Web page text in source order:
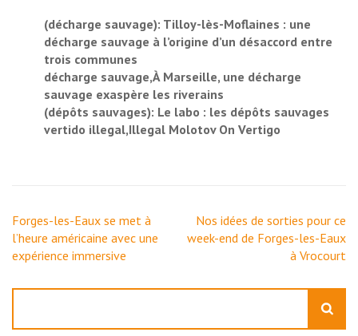
(décharge sauvage): Tilloy-lès-Moflaines : une
décharge sauvage à l’origine d’un désaccord entre
trois communes
décharge sauvage,À Marseille, une décharge
sauvage exaspère les riverains
(dépôts sauvages): Le labo : les dépôts sauvages
vertido illegal,Illegal Molotov On Vertigo
Navigation
de
l’article
Forges-les-Eaux se met à
l’heure américaine avec une
expérience immersive
Nos idées de sorties pour ce
week-end de Forges-les-Eaux
à Vrocourt